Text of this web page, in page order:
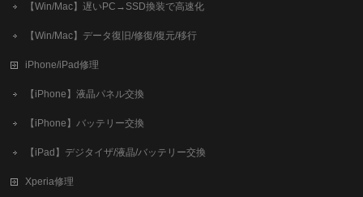
【Win/Mac】遅いPC→SSD換装で高速化
【Win/Mac】データ復旧/修復/復元/移行
iPhone/iPad修理
【iPhone】液晶パネル交換
【iPhone】バッテリー交換
【iPad】デジタイザ/液晶/バッテリー交換
Xperia修理